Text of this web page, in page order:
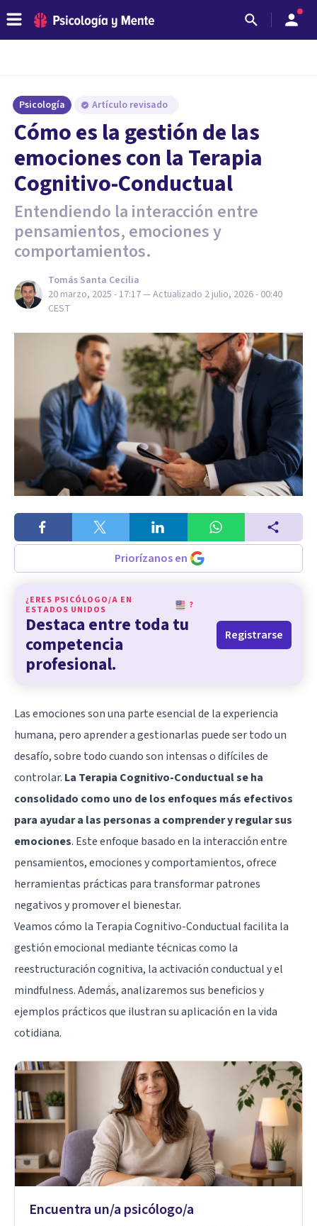
Psicología Artículo revisado
Cómo es la gestión de las
emociones con la Terapia
Cognitivo-Conductual
Entendiendo la interacción entre
pensamientos, emociones y
comportamientos.
Tomás Santa Cecilia
20 marzo, 2025 - 17:17— Actualizado 2 julio, 2026 - 00:40
CEST
Priorízanos en
¿ERES PSICÓLOGO/A EN
ESTADOS UNIDOS
?
Destaca entre toda tu
competencia
profesional.
Registrarse
Las emociones son una parte esencial de la experiencia
humana, pero aprender a gestionarlas puede ser todo un
desafío, sobre todo cuando son intensas o difíciles de
controlar. La Terapia Cognitivo-Conductual se ha
consolidado como uno de los enfoques más efectivos
para ayudar a las personas a comprender y regular sus
emociones. Este enfoque basado en la interacción entre
pensamientos, emociones y comportamientos, ofrece
herramientas prácticas para transformar patrones
negativos y promover el bienestar.
Veamos cómo la Terapia Cognitivo-Conductual facilita la
gestión emocional mediante técnicas como la
reestructuración cognitiva, la activación conductual y el
mindfulness. Además, analizaremos sus beneficios y
ejemplos prácticos que ilustran su aplicación en la vida
cotidiana.
Encuentra un/a psicólogo/a